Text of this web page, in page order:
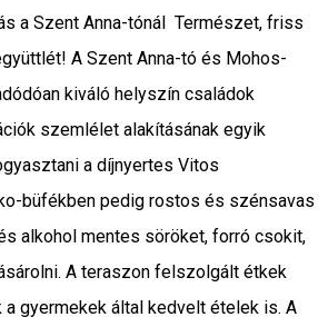
a Szent Anna-tónál Természet, friss
A Szent Anna-tó és Mohos-
kiváló helyszín családok
szemlélet alakításának egyik
a díjnyertes Vitos
büfékben pedig rostos és szénsavas
alkohol mentes söröket, forró csokit,
A teraszon felszolgált étkek
a gyermekek által kedvelt ételek is. A